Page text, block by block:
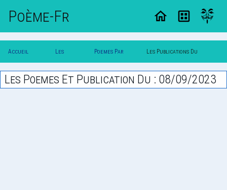
Poème-Fr
Accueil
Poesie
Les
Poesies
Poemes Par Les Publications Du
08/09/2023
Les Poemes Et Publication Du : 08/09/2023